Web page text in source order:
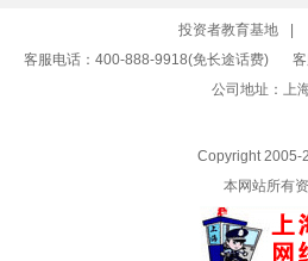
投资者教育基地
客服电话：400-888-9918(免长途话费)
公司地址：上
Copyright 2005-
本网站所有